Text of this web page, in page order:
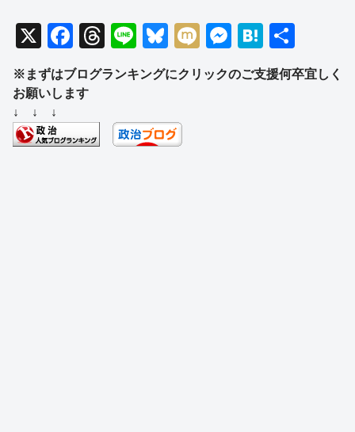
X
F
a
c
b
T
hr
e
d
Li
n
e
Bl
e
y
M
ixi
M
ss
H
at
e
有
※まずはブログランキングにクリックのご支援何卒宜しく
お願いします
↓ ↓ ↓